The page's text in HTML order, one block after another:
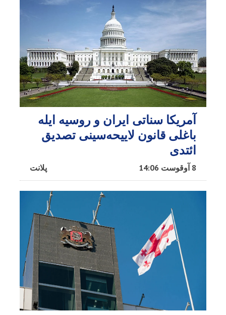
آمریکا سناتی ایران و روسیه ایله
باغلی قانون لاییحه‌سینی تصدیق
ائتدی
پلانت 8 آوقوست 14:06